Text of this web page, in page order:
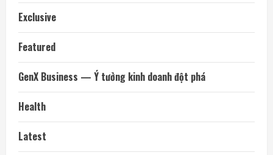
Exclusive
Featured
GenX Business — Ý tưởng kinh doanh đột phá
Health
Latest